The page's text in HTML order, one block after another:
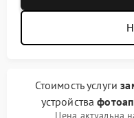
Стоимость услуги
устройства
Цена актуальна